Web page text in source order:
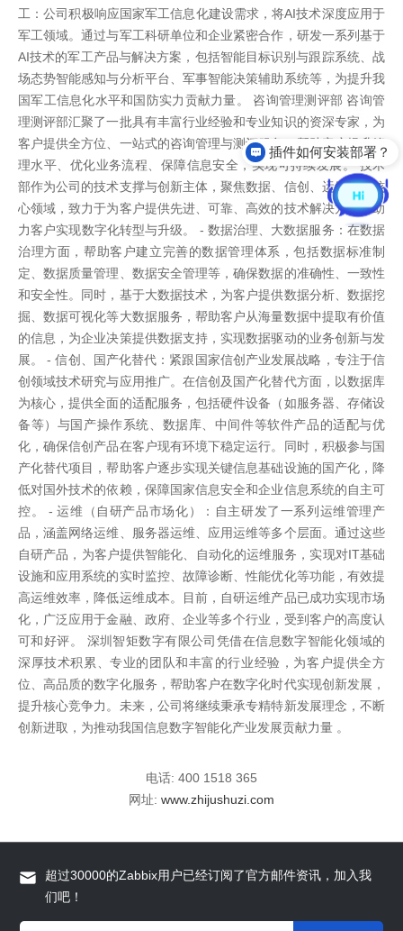
工：公司积极响应国家军工信息化建设需求，将AI技术深度应用于
军工领域。通过与军工科研单位和企业紧密合作，研发一系列基于
AI技术的军工产品与解决方案，包括智能目标识别与跟踪系统、战
场态势智能感知与分析平台、军事智能决策辅助系统等，为提升我
国军工信息化水平和国防实力贡献力量。 咨询管理测评部 咨询管
理测评部汇聚了一批具有丰富行业经验和专业知识的资深专家，为
客户提供全方位、一站式的咨询管理与测评服务，帮助客户提升管
理水平、优化业务流程、保障信息安全，实现可持续发展。 技术
部作为公司的技术支撑与创新主体，聚焦数据、信创、运维三大核
心领域，致力于为客户提供先进、可靠、高效的技术解决方案，助
力客户实现数字化转型与升级。 - 数据治理、大数据服务：在数据
治理方面，帮助客户建立完善的数据管理体系，包括数据标准制
定、数据质量管理、数据安全管理等，确保数据的准确性、一致性
和安全性。同时，基于大数据技术，为客户提供数据分析、数据挖
掘、数据可视化等大数据服务，帮助客户从海量数据中提取有价值
的信息，为企业决策提供数据支持，实现数据驱动的业务创新与发
展。 - 信创、国产化替代：紧跟国家信创产业发展战略，专注于信
创领域技术研究与应用推广。在信创及国产化替代方面，以数据库
为核心，提供全面的适配服务，包括硬件设备（如服务器、存储设
备等）与国产操作系统、数据库、中间件等软件产品的适配与优
化，确保信创产品在客户现有环境下稳定运行。同时，积极参与国
产化替代项目，帮助客户逐步实现关键信息基础设施的国产化，降
低对国外技术的依赖，保障国家信息安全和企业信息系统的自主可
控。 - 运维（自研产品市场化）：自主研发了一系列运维管理产
品，涵盖网络运维、服务器运维、应用运维等多个层面。通过这些
自研产品，为客户提供智能化、自动化的运维服务，实现对IT基础
设施和应用系统的实时监控、故障诊断、性能优化等功能，有效提
高运维效率，降低运维成本。目前，自研运维产品已成功实现市场
化，广泛应用于金融、政府、企业等多个行业，受到客户的高度认
可和好评。 深圳智矩数字有限公司凭借在信息数字智能化领域的
深厚技术积累、专业的团队和丰富的行业经验，为客户提供全方
位、高品质的数字化服务，帮助客户在数字化时代实现创新发展，
提升核心竞争力。未来，公司将继续秉承专精特新发展理念，不断
创新进取，为推动我国信息数字智能化产业发展贡献力量 。
电话: 400 1518 365
网址: www.zhijushuzi.com
超过30000的Zabbix用户已经订阅了官方邮件资讯，加入我
们吧！
插件如何安装部署？